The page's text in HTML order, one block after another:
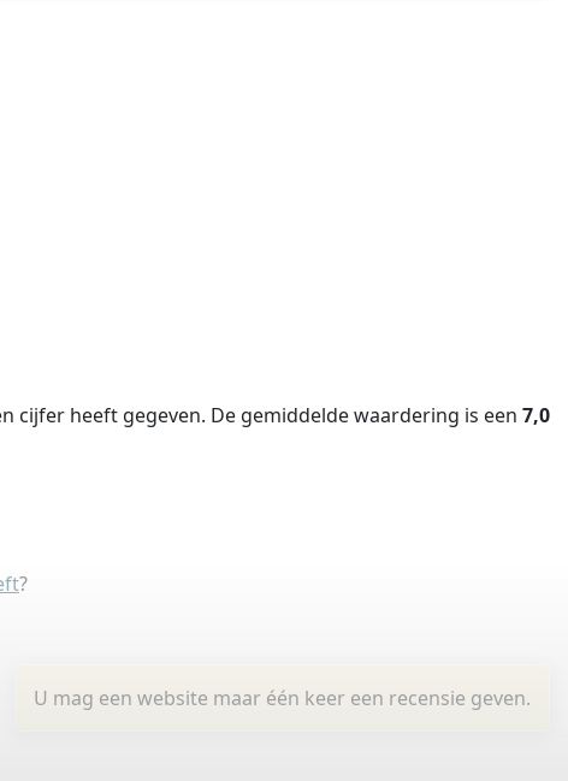
cijfer heeft gegeven. De gemiddelde waardering is een 7,0
?
U mag een website maar één keer een recensie geven.